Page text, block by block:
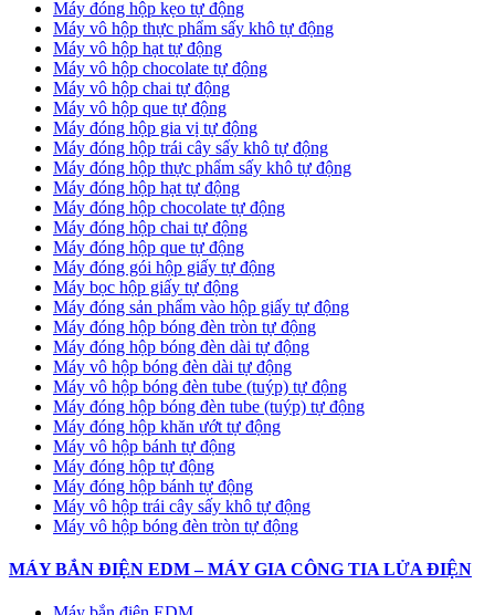
Máy đóng hộp kẹo tự động
Máy vô hộp thực phẩm sấy khô tự động
Máy vô hộp hạt tự động
Máy vô hộp chocolate tự động
Máy vô hộp chai tự động
Máy vô hộp que tự động
Máy đóng hộp gia vị tự động
Máy đóng hộp trái cây sấy khô tự động
Máy đóng hộp thực phẩm sấy khô tự động
Máy đóng hộp hạt tự động
Máy đóng hộp chocolate tự động
Máy đóng hộp chai tự động
Máy đóng hộp que tự động
Máy đóng gói hộp giấy tự động
Máy bọc hộp giấy tự động
Máy đóng sản phẩm vào hộp giấy tự động
Máy đóng hộp bóng đèn tròn tự động
Máy đóng hộp bóng đèn dài tự động
Máy vô hộp bóng đèn dài tự động
Máy vô hộp bóng đèn tube (tuýp) tự động
Máy đóng hộp bóng đèn tube (tuýp) tự động
Máy đóng hộp khăn ướt tự động
Máy vô hộp bánh tự động
Máy đóng hộp tự động
Máy đóng hộp bánh tự động
Máy vô hộp trái cây sấy khô tự động
Máy vô hộp bóng đèn tròn tự động
MÁY BẮN ĐIỆN EDM – MÁY GIA CÔNG TIA LỬA ĐIỆN